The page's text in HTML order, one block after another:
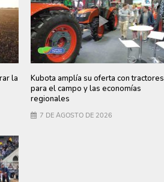
la
Kubota amplía su oferta con tractores
para el campo y las economías
regionales
7 DE AGOSTO DE 2026